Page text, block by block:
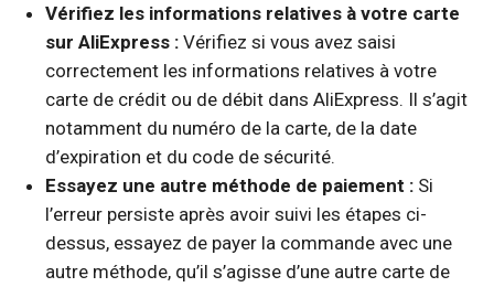
Vérifiez les informations relatives à votre carte
sur AliExpress :Vérifiez si vous avez saisi
correctement les informations relatives à votre
carte de crédit ou de débit dans AliExpress. Il s’agit
notamment du numéro de la carte, de la date
d’expiration et du code de sécurité.
Essayez une autre méthode de paiement :Si
l’erreur persiste après avoir suivi les étapes ci-
dessus, essayez de payer la commande avec une
autre méthode, qu’il s’agisse d’une autre carte de